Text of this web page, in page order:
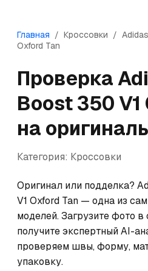
Главная / Кроссовки / Adidas
Oxford Tan
Проверка
Boost 350 V1
на
Категория: Кроссовки
Оригинал или подделка?
V1 Oxford Tan — одна из
моделей. Загрузите фото
получите экспертный AI-
проверяем швы, форму,
упаковку.